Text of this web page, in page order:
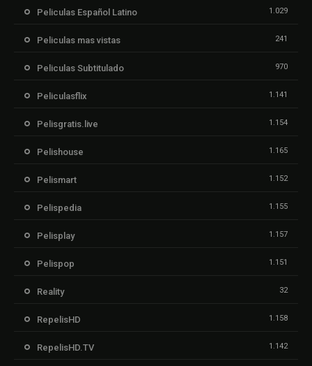
Peliculas Español Latino 1.029
Peliculas mas vistas 241
Peliculas Subtitulado 970
Peliculasflix 1.141
Pelisgratis.live 1.154
Pelishouse 1.165
Pelismart 1.152
Pelispedia 1.155
Pelisplay 1.157
Pelispop 1.151
Reality 32
RepelisHD 1.158
RepelisHD.TV 1.142